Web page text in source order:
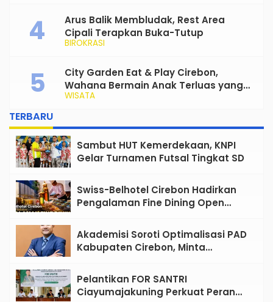
BIROKRASI
Arus Balik Membludak, Rest Area
Cipali Terapkan Buka-Tutup
WISATA
City Garden Eat & Play Cirebon,
Wahana Bermain Anak Terluas yang
Siap Jadi Favorit Keluarga
TERBARU
Sambut HUT Kemerdekaan, KNPI
Gelar Turnamen Futsal Tingkat SD
Swiss-Belhotel Cirebon Hadirkan
Pengalaman Fine Dining Open
Akademisi Soroti Optimalisasi PAD
Kabupaten Cirebon, Minta
Sekadar Wacana
Pelantikan FOR SANTRI
Ciayumajakuning Perkuat Peran